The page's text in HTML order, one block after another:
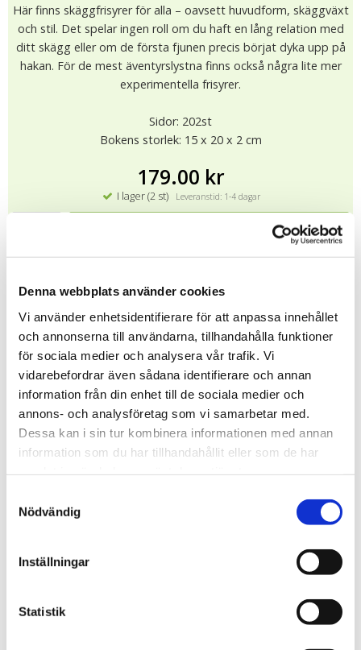
Denna webbplats använder cookies
Vi använder enhetsidentifierare för att anpassa innehållet
och annonserna till användarna, tillhandahålla funktioner
för sociala medier och analysera vår trafik. Vi
vidarebefordrar även sådana identifierare och annan
information från din enhet till de sociala medier och
annons- och analysföretag som vi samarbetar med.
Dessa kan i sin tur kombinera informationen med annan
information som du har tillhandahållit eller som de har
Nödvändig
Inställningar
Statistik
Här finns skäggfrisyrer för alla – oavsett huvudform, skäggväxt
och stil. Det spelar ingen roll om du haft en lång relation med
ditt skägg eller om de första fjunen precis börjat dyka upp på
hakan. För de mest äventyrslystna finns också några lite mer
experimentella frisyrer.
Sidor: 202st
Bokens storlek: 15 x 20 x 2 cm
179.00 kr
I lager (2 st) Leveranstid: 1-4 dagar
★★★★★
Tipsa
Upptäck mer
Böcker
Fritid
Presentböcker
Julklappar till honom
Presenter till Honom
Julklappar till pappa
Julklappar till farfar/morfar